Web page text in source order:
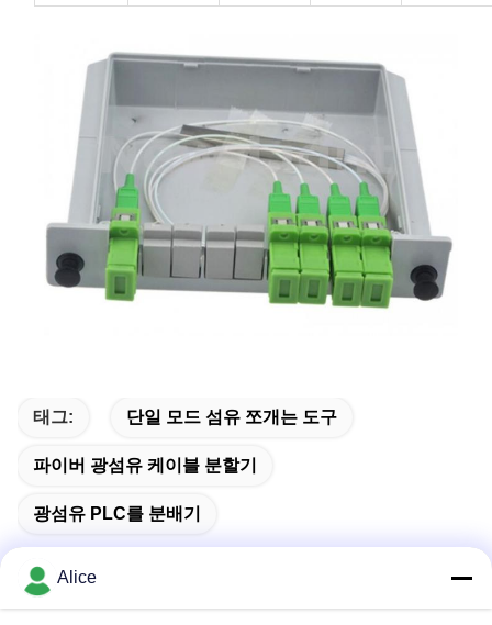
태그: 단일 모드 섬유 쪼개는 도구
파이버 광섬유 케이블 분할기
광섬유 PLC를 분배기
Alice